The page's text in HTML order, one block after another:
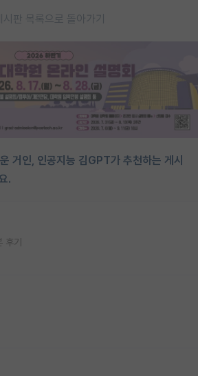
시판 목록으로 돌아가기
거인, 인공지능 김GPT가 추천하는 게시
.
후기